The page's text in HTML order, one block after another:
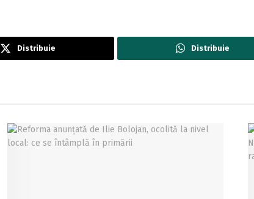
Distribuie Distribuie